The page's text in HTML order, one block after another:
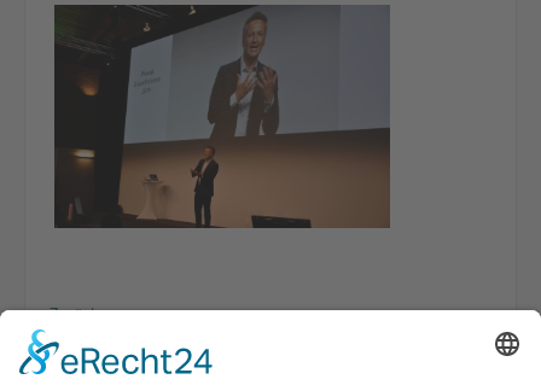
Zurück